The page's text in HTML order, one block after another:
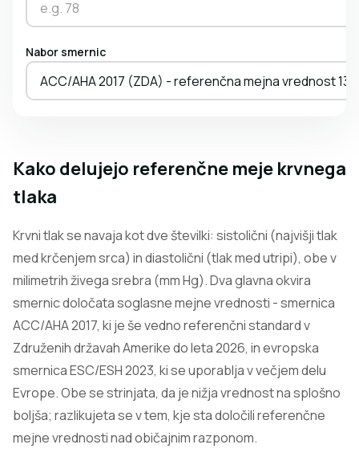
Nabor smernic
ACC/AHA 2017 (ZDA) - referenčna mejna vrednost
Kako delujejo referenčne meje krvnega
tlaka
Krvni tlak se navaja kot dve številki: sistolični (najvišji tlak
med krčenjem srca) in diastolični (tlak med utripi), obe v
milimetrih živega srebra (mm Hg). Dva glavna okvira
smernic določata soglasne mejne vrednosti - smernica
ACC/AHA 2017, ki je še vedno referenčni standard v
Združenih državah Amerike do leta 2026, in evropska
smernica ESC/ESH 2023, ki se uporablja v večjem delu
Evrope. Obe se strinjata, da je nižja vrednost na splošno
boljša; razlikujeta se v tem, kje sta določili referenčne
mejne vrednosti nad običajnim razponom.